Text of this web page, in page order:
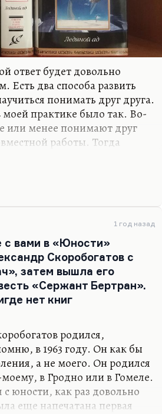
ответ будет довольно
два способа развить
понимать друг друга.
моей практике было так. Во-
или менее понимают друг
работы. Тогда
классическую формулу
Я думаю, что любая
экстремальный
опыт бывает иногда вреден
в процессе),
интересы — не когда
друга по известной
1 год назад
с вами в «Юности»
Скоробогатов с
затем вышла его
«Сержант Бертран».
нет книг
родился,
в 1963 году. Он как бы
а не моего. Он родился
в Гродно или в Гомеле.
с юности, как раз довольно
еще напечатана первая